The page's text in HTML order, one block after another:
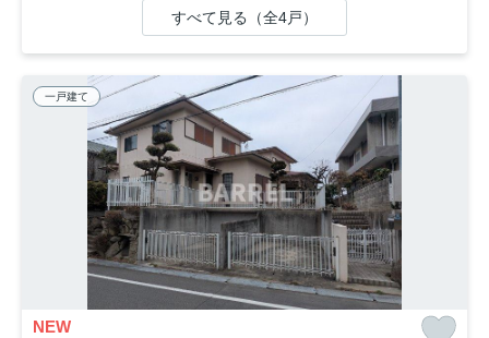
すべて見る（全4戸）
一戸建て
NEW